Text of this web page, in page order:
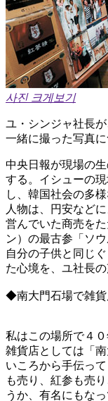
사진 크게보기
ユ・シンジャ社長
一緒に撮った写真
中央日報が現場の
する。イシューの
し、韓国社会の多
人物は、円安など
営んでいた商売を
ン）の最古参「ソ
自分の子供と同じ
た心境を、ユ社長
◆南大門石場で雑貨
私はこの場所で４
雑貨店としては「
いころから手伝っ
も売り、紅参も売
うか、有名にもなっ